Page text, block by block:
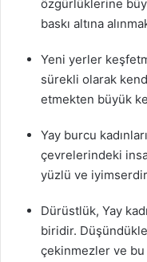
özgürlüklerine
baskı altına
Yeni yerler
sürekli olarak
etmekten büyük
Yay burcu
çevrelerindeki
yüzlü ve
Dürüstlük, Yay
biridir.
çekinmezler ve